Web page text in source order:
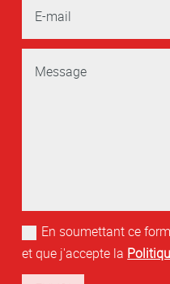
En soumettant ce
et que j'accepte la